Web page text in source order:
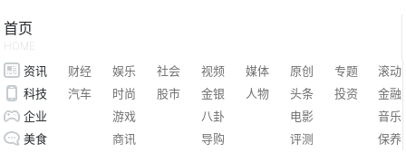
首页
HOME
资讯 财经 娱乐 社会 视频 媒体 原创 专题
滚动
科技
汽车 时尚 股市 金银 人物 头条 投资
金融
企业
游戏 八卦 电影
音乐
美食
商讯 导购 评测
保养